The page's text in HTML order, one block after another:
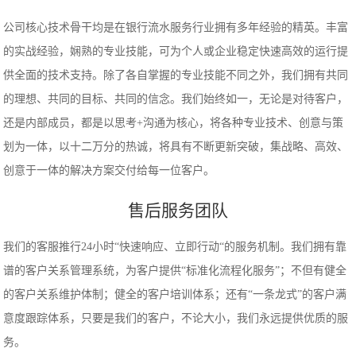
公司核心技术骨干均是在银行流水服务行业拥有多年经验的精英。丰富
的实战经验，娴熟的专业技能，可为个人或企业稳定快速高效的运行提
供全面的技术支持。除了各自掌握的专业技能不同之外，我们拥有共同
的理想、共同的目标、共同的信念。我们始终如一，无论是对待客户，
还是内部成员，都是以思考+沟通为核心，将各种专业技术、创意与策
划为一体，以十二万分的热诚，将具有不断更新突破，集战略、高效、
创意于一体的解决方案交付给每一位客户。
售后服务团队
我们的客服推行24小时“快速响应、立即行动“的服务机制。我们拥有靠
谱的客户关系管理系统，为客户提供“标准化流程化服务”；不但有健全
的客户关系维护体制；健全的客户培训体系；还有“一条龙式”的客户满
意度跟踪体系，只要是我们的客户，不论大小，我们永远提供优质的服
务。